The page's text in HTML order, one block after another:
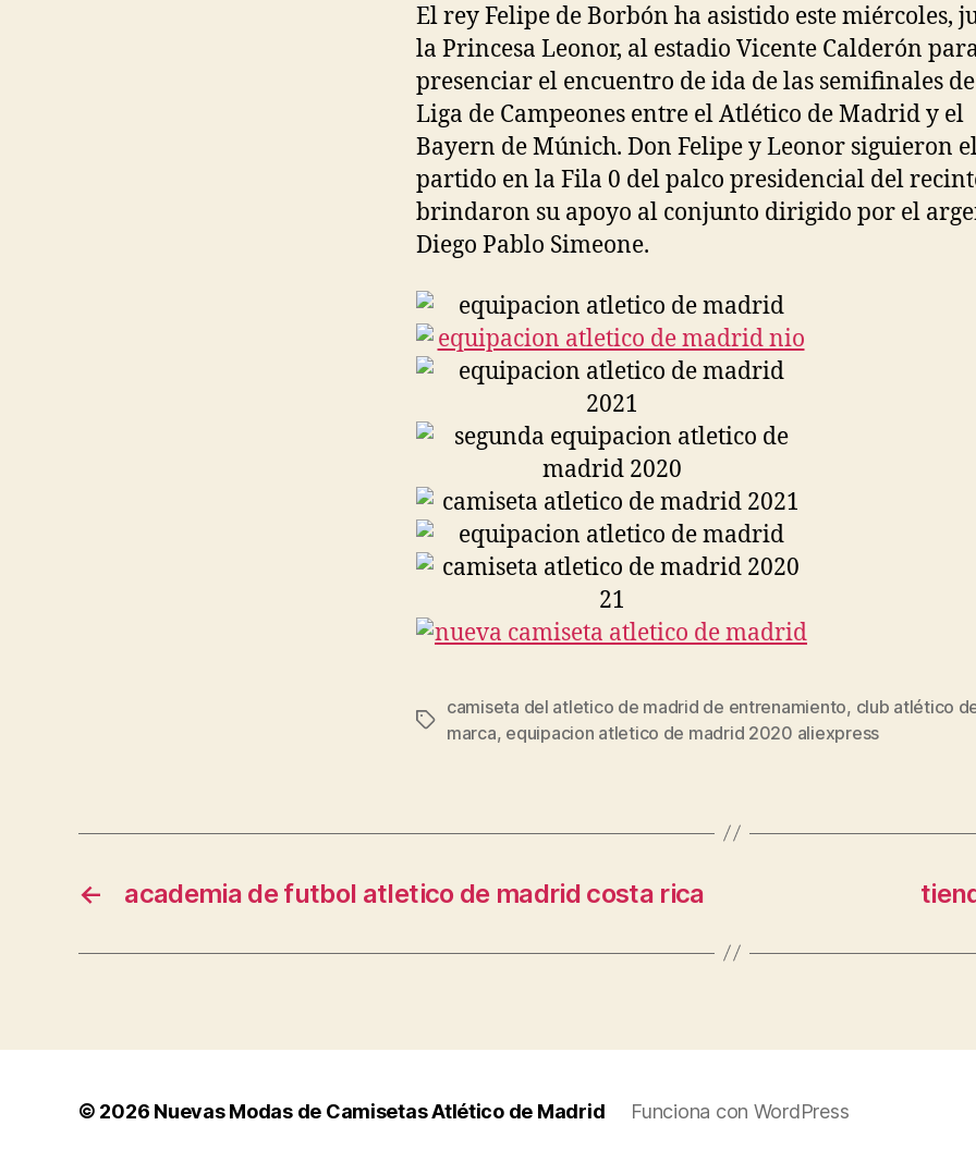
El rey Felipe de Borbón ha asistido este miércoles,
la Princesa Leonor, al estadio Vicente Calderón
presenciar el encuentro de ida de las semifinales
Liga de Campeones entre el Atlético de Madrid y el
Bayern de Múnich. Don Felipe y Leonor siguieron
partido en la Fila 0 del palco presidencial del
brindaron su apoyo al conjunto dirigido por el
Diego Pablo Simeone.
Etiquetas
camiseta del atletico de madrid de entrenamiento, club atlético
marca, equipacion atletico de madrid 2020 aliexpress
← academia de futbol atletico de madrid costa rica
© 2026 Nuevas Modas de Camisetas Atlético de Madrid Funciona con WordPress